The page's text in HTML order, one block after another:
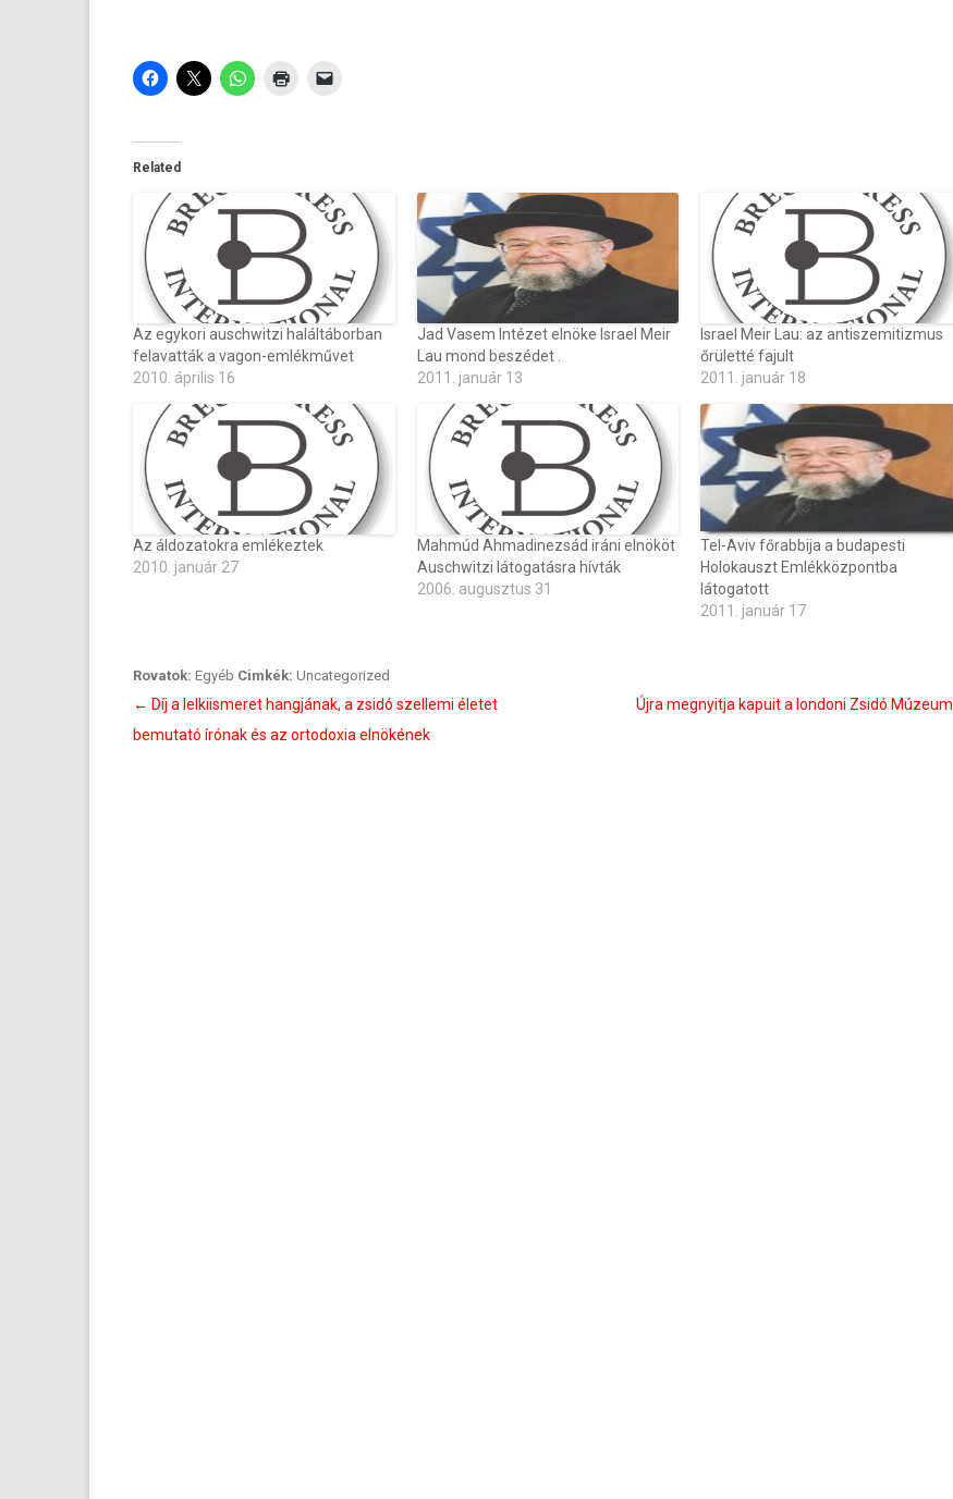
Related
Az egykori auschwitzi haláltáborban
felavatták a vagon-emlékművet
2010. április 16
Jad Vasem Intézet elnöke Israel Meir
Lau mond beszédet .
2011. január 13
Israel Meir Lau: az antiszemitizmus
őrületté fajult
2011. január 18
Az áldozatokra emlékeztek
2010. január 27
Mahmúd Ahmadinezsád iráni elnököt
Auschwitzi látogatásra hívták
2006. augusztus 31
Tel-Aviv főrabbija a budapesti
Holokauszt Emlékközpontba
látogatott
2011. január 17
Rovatok: Egyéb Cimkék: Uncategorized
Bejegyzés
navigáció
← Díj a lelkiismeret hangjának, a zsidó szellemi életet
bemutató írónak és az ortodoxia elnökének
Újra megnyitja kapuit a londoni Zsidó Múzeum